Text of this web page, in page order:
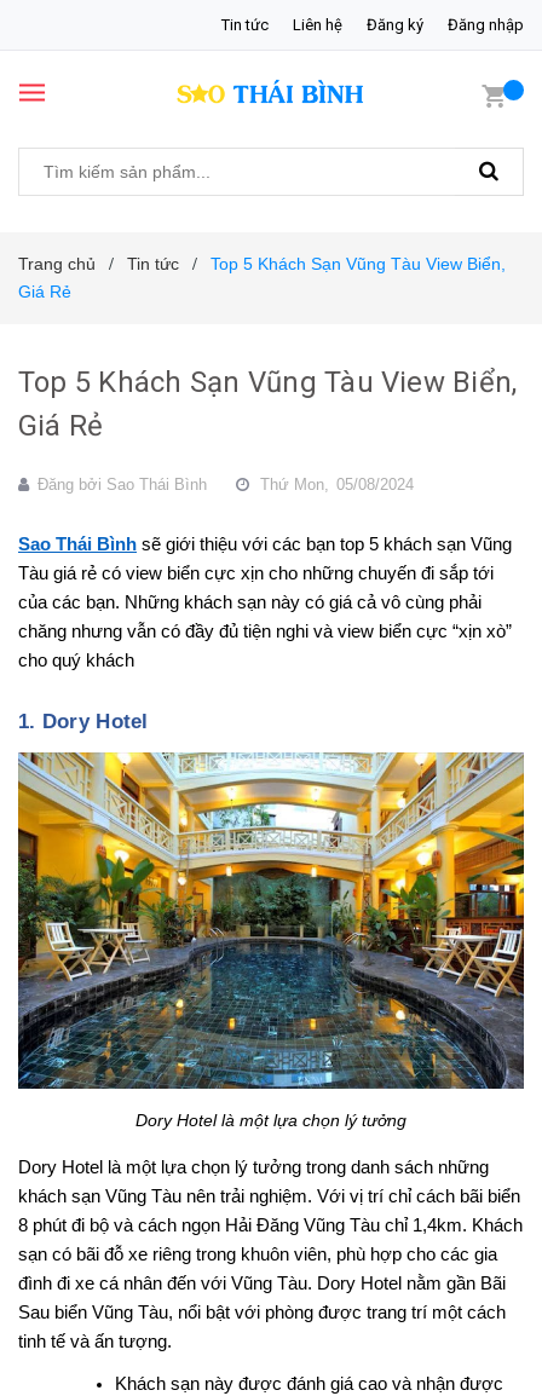
Tin tức Liên hệ Đăng ký Đăng nhập
Trang chủ / Tin tức /
Top 5 Khách Sạn Vũng Tàu View Biển,
Giá Rẻ
Top 5 Khách Sạn Vũng Tàu View Biển,
Giá Rẻ
Đăng bởi Sao Thái Bình Thứ Mon, 05/08/2024
Sao Thái Bình sẽ giới thiệu với các bạn top 5 khách sạn Vũng
Tàu giá rẻ có view biển cực xịn cho những chuyến đi sắp tới
của các bạn. Những khách sạn này có giá cả vô cùng phải
chăng nhưng vẫn có đầy đủ tiện nghi và view biển cực “xịn xò”
cho quý khách
1. Dory Hotel
Dory Hotel là một lựa chọn lý tưởng
Dory Hotel là một lựa chọn lý tưởng trong danh sách những
khách sạn Vũng Tàu nên trải nghiệm. Với vị trí chỉ cách bãi biển
8 phút đi bộ và cách ngọn Hải Đăng Vũng Tàu chỉ 1,4km. Khách
sạn có bãi đỗ xe riêng trong khuôn viên, phù hợp cho các gia
đình đi xe cá nhân đến với Vũng Tàu. Dory Hotel nằm gần Bãi
Sau biển Vũng Tàu, nổi bật với phòng được trang trí một cách
tinh tế và ấn tượng.
Khách sạn này được đánh giá cao và nhận được